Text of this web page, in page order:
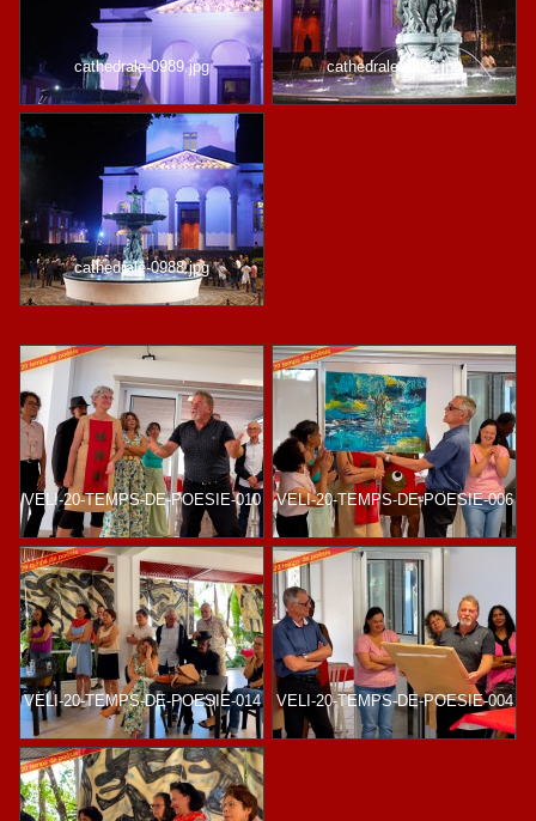
cathedrale-0989.jpg cathedrale-0993.jpg
cathedrale-0988.jpg
VELI-20-TEMPS-DE-POESIE-010 VELI-20-TEMPS-DE-POESIE-006
VELI-20-TEMPS-DE-POESIE-014 VELI-20-TEMPS-DE-POESIE-004